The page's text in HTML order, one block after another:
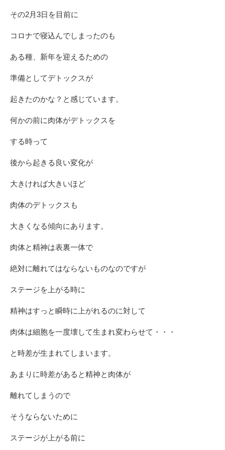
その2月3日を目前に
コロナで寝込んでしまったのも
ある種、新年を迎えるための
準備としてデトックスが
起きたのかな？と感じています。
何かの前に肉体がデトックスを
する時って
後から起きる良い変化が
大きければ大きいほど
肉体のデトックスも
大きくなる傾向にあります。
肉体と精神は表裏一体で
絶対に離れてはならないものなのですが
ステージを上がる時に
精神はすっと瞬時に上がれるのに対して
肉体は細胞を一度壊して生まれ変わらせて・・・
と時差が生まれてしまいます。
あまりに時差があると精神と肉体が
離れてしまうので
そうならないために
ステージが上がる前に